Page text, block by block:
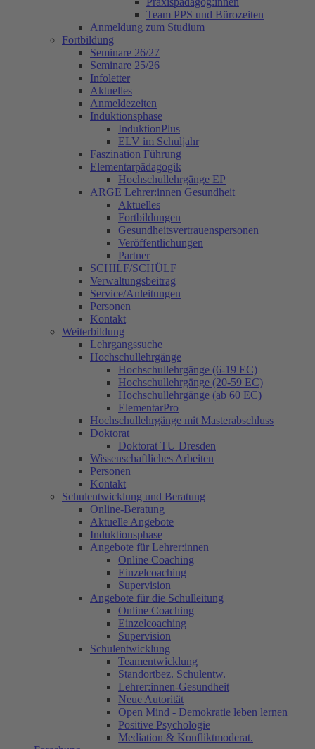
Team PPS und Bürozeiten
Anmeldung zum Studium
Fortbildung
Seminare 26/27
Seminare 25/26
Infoletter
Aktuelles
Anmeldezeiten
Induktionsphase
InduktionPlus
ELV im Schuljahr
Faszination Führung
Elementarpädagogik
Hochschullehrgänge EP
ARGE Lehrer:innen Gesundheit
Aktuelles
Fortbildungen
Gesundheitsvertrauenspersonen
Veröffentlichungen
Partner
SCHILF/SCHÜLF
Verwaltungsbeitrag
Service/Anleitungen
Personen
Kontakt
Weiterbildung
Lehrgangssuche
Hochschullehrgänge
Hochschullehrgänge (6-19 EC)
Hochschullehrgänge (20-59 EC)
Hochschullehrgänge (ab 60 EC)
ElementarPro
Hochschullehrgänge mit Masterabschluss
Doktorat
Doktorat TU Dresden
Wissenschaftliches Arbeiten
Personen
Kontakt
Schulentwicklung und Beratung
Online-Beratung
Aktuelle Angebote
Induktionsphase
Angebote für Lehrer:innen
Online Coaching
Einzelcoaching
Supervision
Angebote für die Schulleitung
Online Coaching
Einzelcoaching
Supervision
Schulentwicklung
Teamentwicklung
Standortbez. Schulentw.
Lehrer:innen-Gesundheit
Neue Autorität
Open Mind - Demokratie leben lernen
Positive Psychologie
Mediation & Konfliktmoderat.